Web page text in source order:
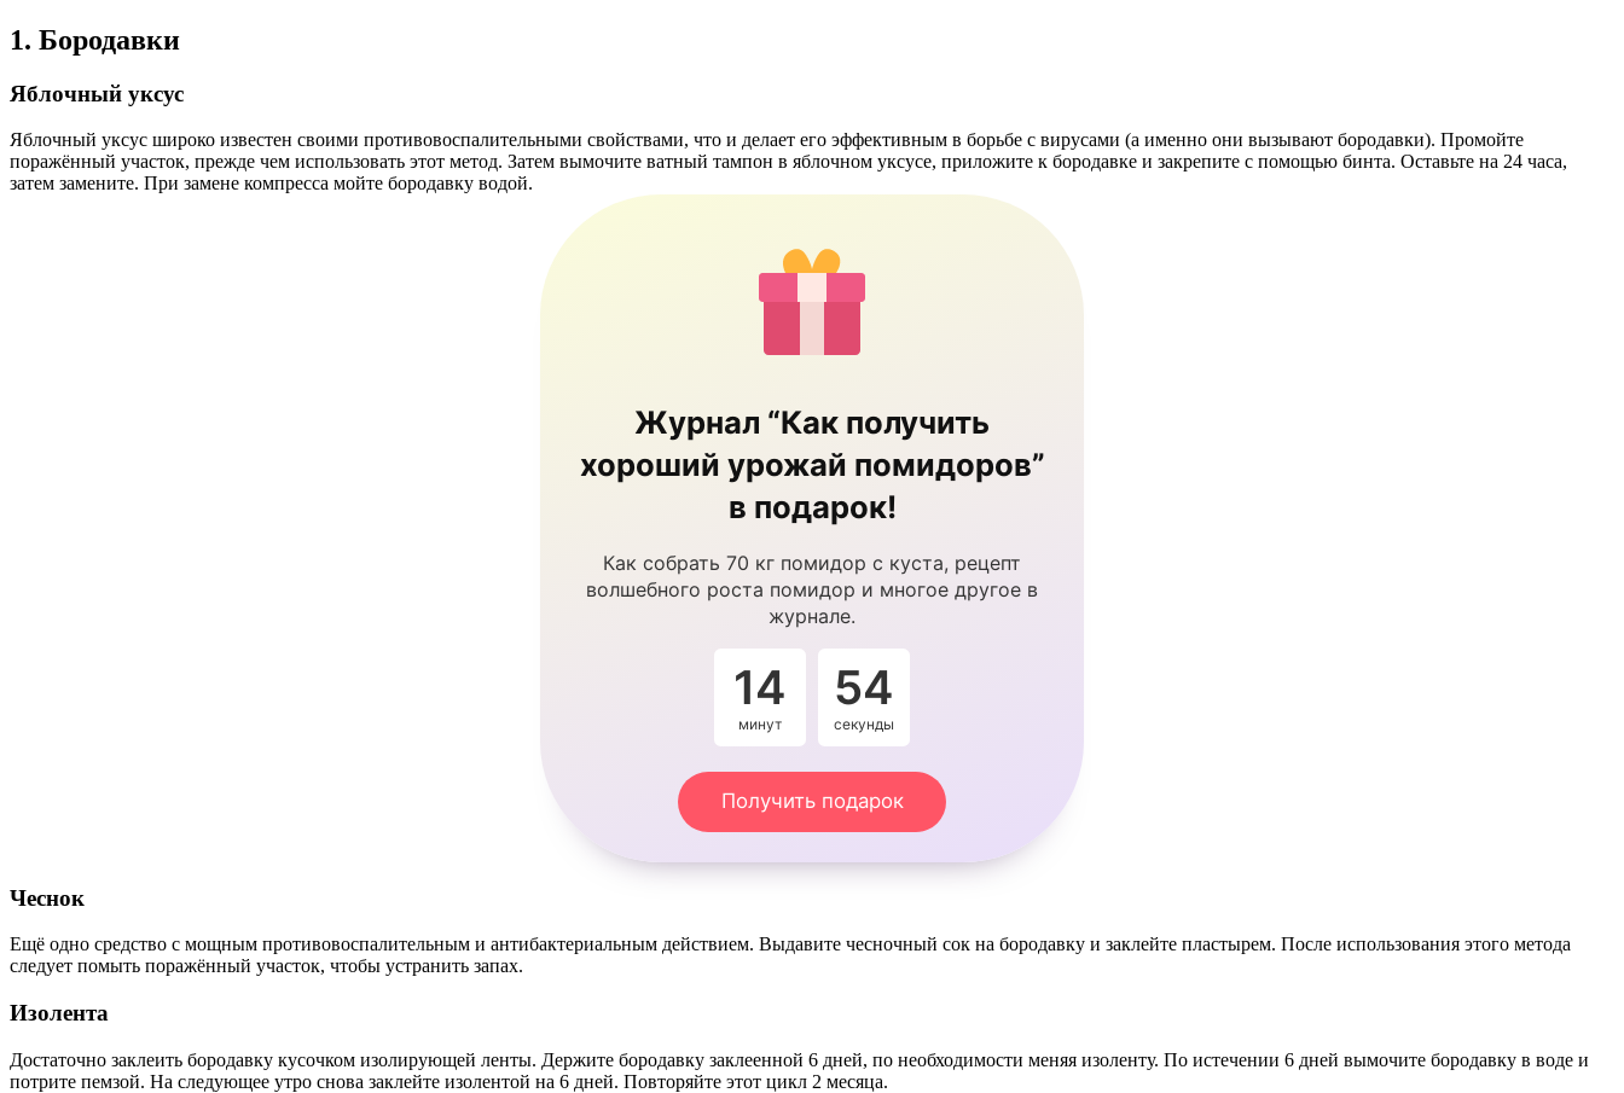
1. Бородавки
Яблочный уксус
Яблочный уксус широко известен своими противовоспалительными свойствами, что и делает его эффективным в борьбе с вирусами (а именно они вызывают бородавки). Промойте
поражённый участок, прежде чем использовать этот метод. Затем вымочите ватный тампон в яблочном уксусе, приложите к бородавке и закрепите с помощью бинта. Оставьте на 24 часа,
затем замените. При замене компресса мойте бородавку водой.
Журнал “Как получить
хороший урожай помидоров”
в подарок!
Как собрать 70 кг помидор с куста, рецепт
волшебного роста помидор и многое другое в
журнале.
14
минут
53
секунды
Получить подарок
Чеснок
Ещё одно средство с мощным противовоспалительным и антибактериальным действием. Выдавите чесночный сок на бородавку и заклейте пластырем. После использования этого метода
следует помыть поражённый участок, чтобы устранить запах.
Изолента
Достаточно заклеить бородавку кусочком изолирующей ленты. Держите бородавку заклеенной 6 дней, по необходимости меняя изоленту. По истечении 6 дней вымочите бородавку в воде и
потрите пемзой. На следующее утро снова заклейте изолентой на 6 дней. Повторяйте этот цикл 2 месяца.